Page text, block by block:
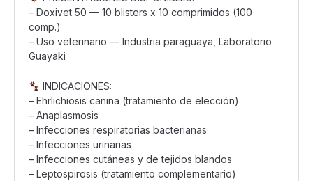
– Doxivet 50 — 10 blisters x 10 comprimidos (100
comp.)
– Uso veterinario — Industria paraguaya, Laboratorio
Guayaki
INDICACIONES:
– Ehrlichiosis canina (tratamiento de elección)
– Anaplasmosis
– Infecciones respiratorias bacterianas
– Infecciones urinarias
– Infecciones cutáneas y de tejidos blandos
– Leptospirosis (tratamiento complementario)